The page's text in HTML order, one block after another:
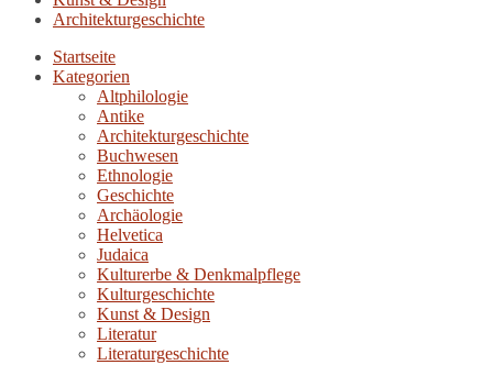
Architekturgeschichte
Startseite
Kategorien
Altphilologie
Antike
Architekturgeschichte
Buchwesen
Ethnologie
Geschichte
Archäologie
Helvetica
Judaica
Kulturerbe & Denkmalpflege
Kulturgeschichte
Kunst & Design
Literatur
Literaturgeschichte